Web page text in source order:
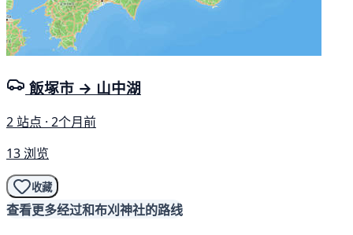
飯塚市 → 山中湖
2 站点 · 2个月前
13 浏览
收藏
查看更多经过和布刈神社的路线